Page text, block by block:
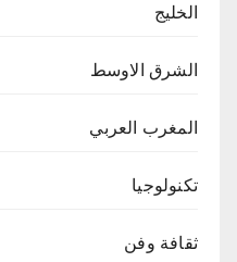
الخليج
الشرق الاوسط
المغرب العربي
تكنولوجيا
ثقافة وفن